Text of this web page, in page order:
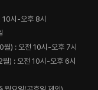
10시-오후 8시
월) : 오전 10시-오후 7시
) : 오전 10시-오후 6시